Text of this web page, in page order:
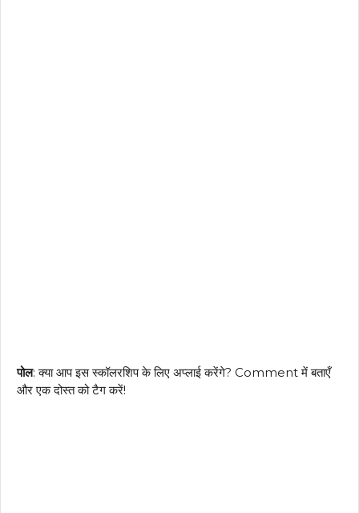
पोल: क्या आप इस स्कॉलरशिप के लिए अप्लाई करेंगे? Comment में बताएँ
और एक दोस्त को टैग करें!